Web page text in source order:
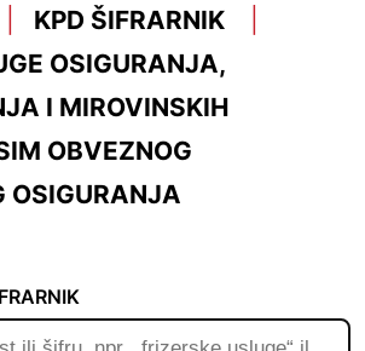
KPD ŠIFRARNIK
OSIGURANJA,
I MIROVINSKIH
OBVEZNOG
OSIGURANJA